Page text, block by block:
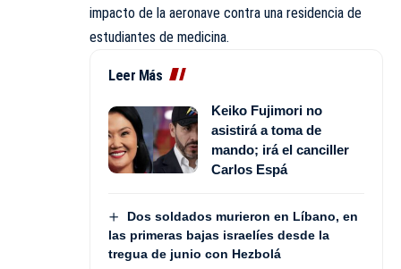
impacto de la aeronave contra una residencia de
estudiantes de medicina.
Leer Más
Keiko Fujimori no
asistirá a toma de
mando; irá el canciller
Carlos Espá
Dos soldados murieron en Líbano, en
las primeras bajas israelíes desde la
tregua de junio con Hezbolá